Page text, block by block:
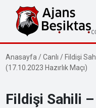
Anasayfa /Canlı / Fildişi
(17.10.2023 Hazırlık Maçı)
Fildişi Sahili